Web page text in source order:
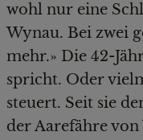
wohl nur eine
Wynau. Bei zwei
mehr.» Die 42-
spricht. Oder
steuert. Seit sie
der Aarefähre